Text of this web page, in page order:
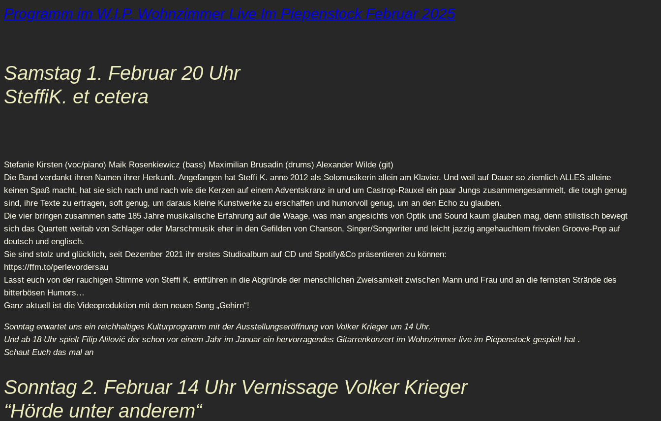
Programm im W.I.P. Wohnzimmer Live Im Piepenstock Februar 2025
Samstag 1. Februar 20 Uhr
SteffiK. et cetera
Stefanie Kirsten (voc/piano) Maik Rosenkiewicz (bass) Maximilian Brusadin (drums) Alexander Wilde (git)
Die Band verdankt ihren Namen ihrer Herkunft. Angefangen hat Steffi K. anno 2012 als Solomusikerin allein am Klavier. Und weil auf Dauer so ziemlich ALLES alleine
keinen Spaß macht, hat sie sich nach und nach wie die Kerzen auf einem Adventskranz in und um Castrop-Rauxel ein paar Jungs zusammengesammelt, die tough genug
sind, ihre Texte zu ertragen, soft genug, um daraus kleine Kunstwerke zu erschaffen und humorvoll genug, um an den Echo zu glauben.
Die vier bringen zusammen satte 185 Jahre musikalische Erfahrung auf die Waage, was man angesichts von Optik und Sound kaum glauben mag, denn stilistisch bewegt
sich das Quartett weitab von Schlager oder Marschmusik eher in den Gefilden von Chanson, Singer/Songwriter und leicht jazzig angehauchtem frivolen Groove-Pop auf
deutsch und englisch.
Sie sind stolz und glücklich, seit Dezember 2021 ihr erstes Studioalbum auf CD und Spotify&Co präsentieren zu können:
https://ffm.to/perlevordersau
Lasst euch von der rauchigen Stimme von Steffi K. entführen in die Abgründe der menschlichen Zweisamkeit zwischen Mann und Frau und an die fernsten Strände des
bitterbösen Humors…
Ganz aktuell ist die Videoproduktion mit dem neuen Song „Gehirn“!
Sonntag erwartet uns ein reichhaltiges Kulturprogramm mit der Ausstellungseröffnung von Volker Krieger um 14 Uhr.
Und ab 18 Uhr spielt Filip Alilović der schon vor einem Jahr im Januar ein hervorragendes Gitarrenkonzert im Wohnzimmer live im Piepenstock gespielt hat .
Schaut Euch das mal an
Sonntag 2. Februar 14 Uhr Vernissage Volker Krieger
“Hörde unter anderem“